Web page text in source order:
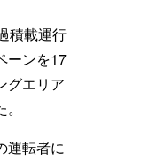
積載運行
ーンを17
グエリア
運転者に